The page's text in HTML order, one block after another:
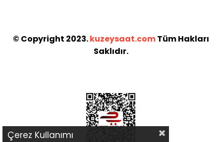
© Copyright 2023.kuzeysaat.comTüm Hakları
Saklıdır.
Çerez Kullanımı